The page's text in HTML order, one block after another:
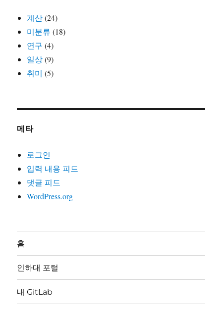
계산(24)
미분류 (18)
연구 (4)
일상(9)
취미 (5)
메타
로그인
입력 내용 피드
댓글 피드
WordPress.org
홈
인하대 포털
내 GitLab